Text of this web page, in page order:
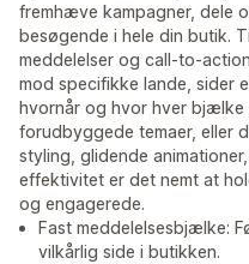
fremhæve kampagner, dele
besøgende i hele din butik.
meddelelser og call-to-
mod specifikke lande, sider
hvornår og hvor hver bjælke
forudbyggede temaer, eller
styling, glidende
effektivitet er det nemt at
og engagerede.
Fast meddelelsesbjælke:
vilkårlig side i butikken.